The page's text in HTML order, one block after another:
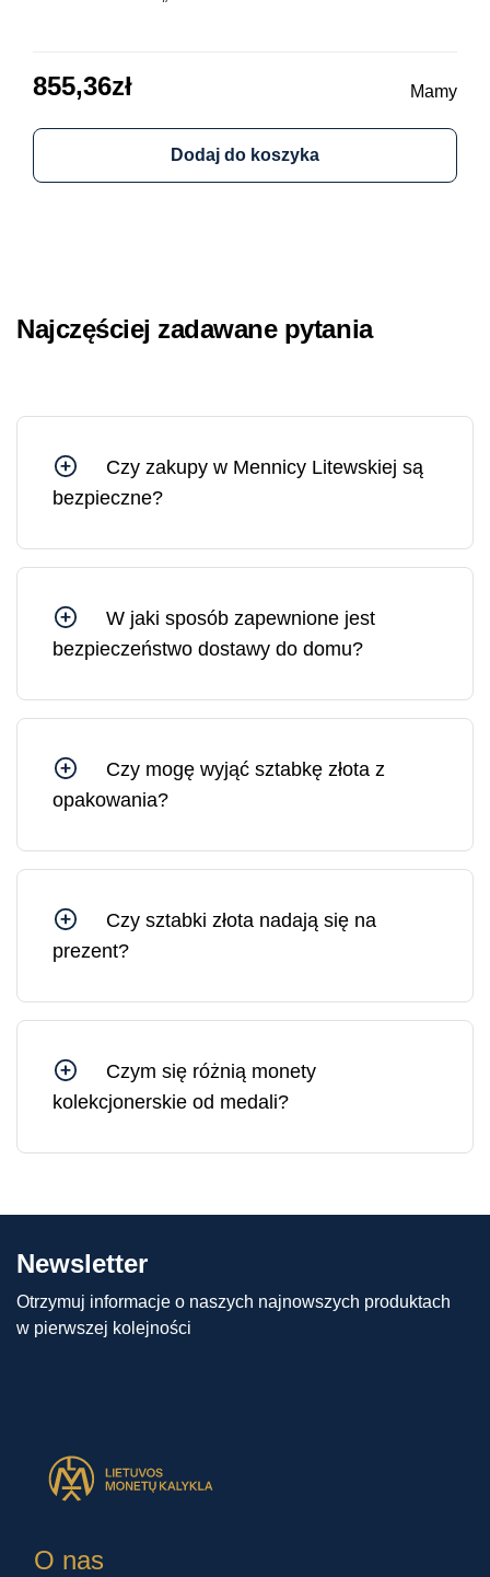
855,36zł Mamy
Dodaj do koszyka
Najczęściej zadawane pytania
Czy zakupy w Mennicy Litewskiej są
bezpieczne?
Mennicy Litewskiej, ponieważ jesteśmy spółką
Litewski.
W jaki sposób zapewnione jest
bezpieczeństwo dostawy do domu?
ubezpieczone. W razie potrzeby możesz
wybranej placówki pocztowej.
Czy mogę wyjąć sztabkę złota z
opakowania?
w takim przypadku opakowanie ochronne i
uszkodzonym opakowaniu sprzedawane jest po
cenie o 10–30% niższej niż złoto w
nieuszkodzonym, oryginalnym opakowaniu.
Czy sztabki złota nadają się na
prezent?
stanowią solidne i płynne aktywa, których wartość
Czym się różnią monety
kolekcjonerskie od medali?
medalami polega na tym, że moneta
ściśle określonego nakładu, a zatem mogą być
Newsletter
Otrzymuj informacje o naszych najnowszych produktach
w pierwszej kolejności
O nas